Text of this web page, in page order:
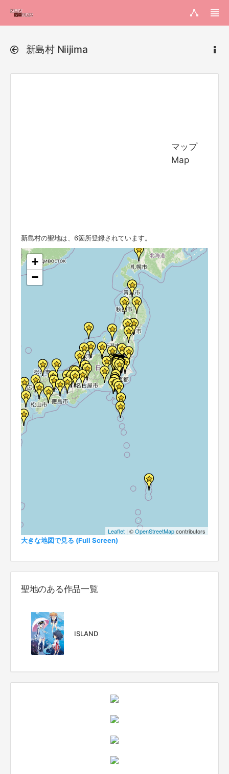
新島村 Niijima
マップ
Map
新島村の聖地は、6箇所登録されています。
+
−
Leaflet | ©OpenStreetMapcontributors
大きな地図で見る (Full Screen)
聖地のある作品一覧
ISLAND